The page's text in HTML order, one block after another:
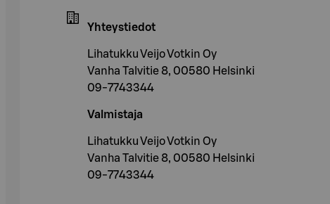
Yhteystiedot
Lihatukku Veijo Votkin Oy
Vanha Talvitie 8, 00580 Helsinki
09-7743344
Valmistaja
Lihatukku Veijo Votkin Oy
Vanha Talvitie 8, 00580 Helsinki
09-7743344